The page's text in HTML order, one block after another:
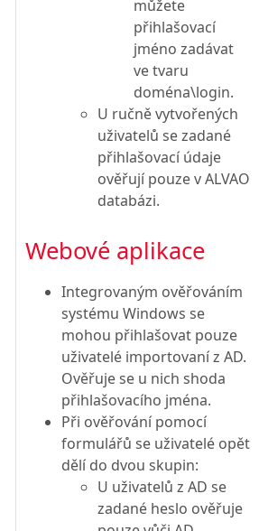
můžete
přihlašovací
jméno zadávat
ve tvaru
doména\login.
U ručně vytvořených
uživatelů se zadané
přihlašovací údaje
ověřují pouze v ALVAO
databázi.
Webové aplikace
Integrovaným ověřováním
systému Windows se
mohou přihlašovat pouze
uživatelé importovaní z AD.
Ověřuje se u nich shoda
přihlašovacího jména.
Při ověřování pomocí
formulářů se uživatelé opět
dělí do dvou skupin:
U uživatelů z AD se
zadané heslo ověřuje